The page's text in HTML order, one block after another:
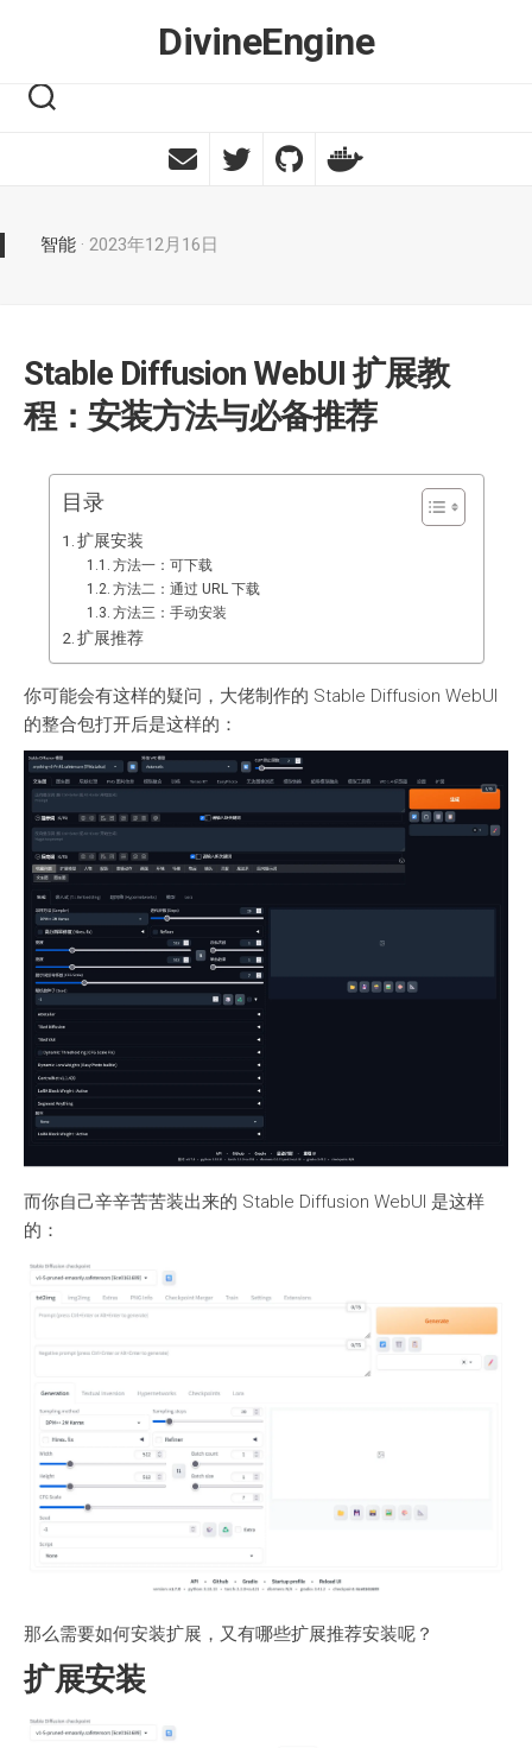
DivineEngine
智能 · 2023年12月16日
Stable Diffusion WebUI 扩展教
程：安装方法与必备推荐
目录
扩展安装
方法一：可下载
方法二：通过 URL 下载
方法三：手动安装
扩展推荐
你可能会有这样的疑问，大佬制作的 Stable Diffusion WebUI
的整合包打开后是这样的：
而你自己辛辛苦苦装出来的 Stable Diffusion WebUI 是这样
的：
那么需要如何安装扩展，又有哪些扩展推荐安装呢？
扩展安装